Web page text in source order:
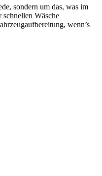
sondern um das, was im
Wäsche
wenn’s